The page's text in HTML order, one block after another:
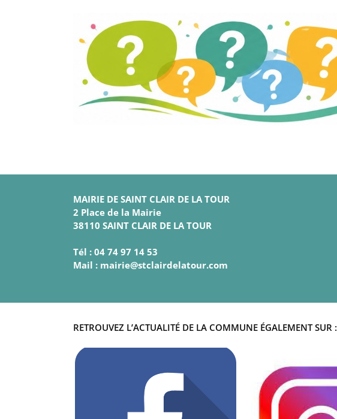
MAIRIE DE SAINT CLAIR DE LA TOUR
2 Place de la Mairie
38110 SAINT CLAIR DE LA TOUR
Tél : 04 74 97 14 53
Mail : mairie@stclairdelatour.com
RETROUVEZ L’ACTUALITÉ DE LA COMMUNE ÉGALEMENT SUR :